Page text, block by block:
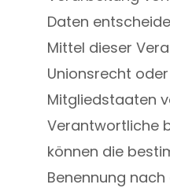
Daten
Mittel dieser
Unionsrecht
Mitgliedstaaten
Verantwortliche
können die
Benennung